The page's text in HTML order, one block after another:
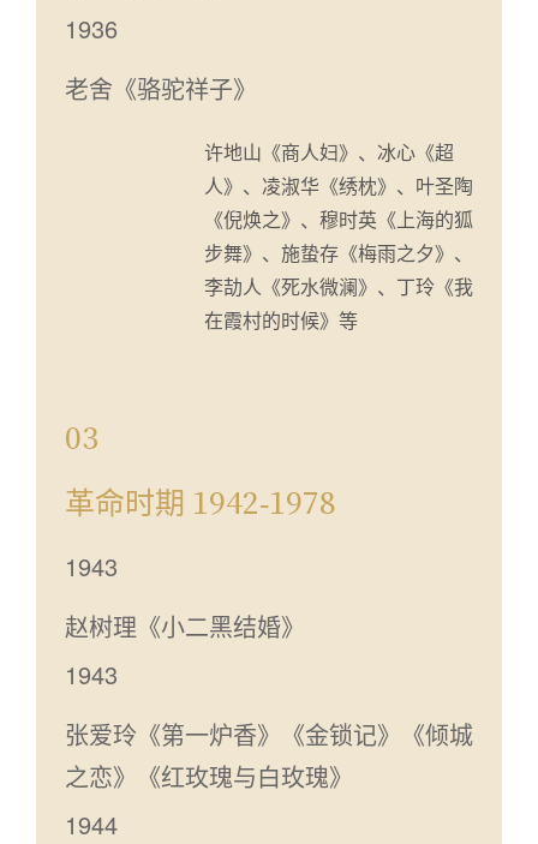
1936
老舍《骆驼祥子》
许地山《商人妇》、冰心《超
人》、凌淑华《绣枕》、叶圣陶
《倪焕之》、穆时英《上海的狐
步舞》、施蛰存《梅雨之夕》、
李劼人《死水微澜》、丁玲《我
在霞村的时候》等
03
革命时期 1942-1978
1943
赵树理《小二黑结婚》
1943
张爱玲《第一炉香》《金锁记》《倾城
之恋》《红玫瑰与白玫瑰》
1944